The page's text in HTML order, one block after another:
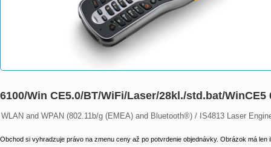
6100/Win CE5.0/BT/WiFi/Laser/28kl./std.bat/WinCE5
WLAN and WPAN (802.11b/g (EMEA) and Bluetooth®) / IS4813 Laser
Obchod si vyhradzuje právo na zmenu ceny až po potvrdenie objednávky. Obrázok má len